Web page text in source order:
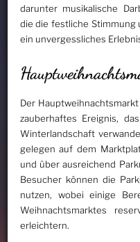
darunter musikalische
die die festliche
ein unvergessliches
Der
zauberhaftes Ereignis,
Winterlandschaft
gelegen auf dem
und über ausreichend
Besucher können die
nutzen, wobei einige
Weihnachtsmarktes
erleichtern.